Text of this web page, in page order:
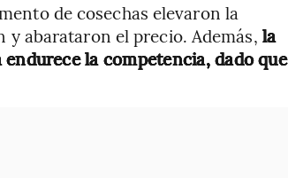
de cosechas elevaron la
abarataron el precio. Además, la
la competencia, dado que